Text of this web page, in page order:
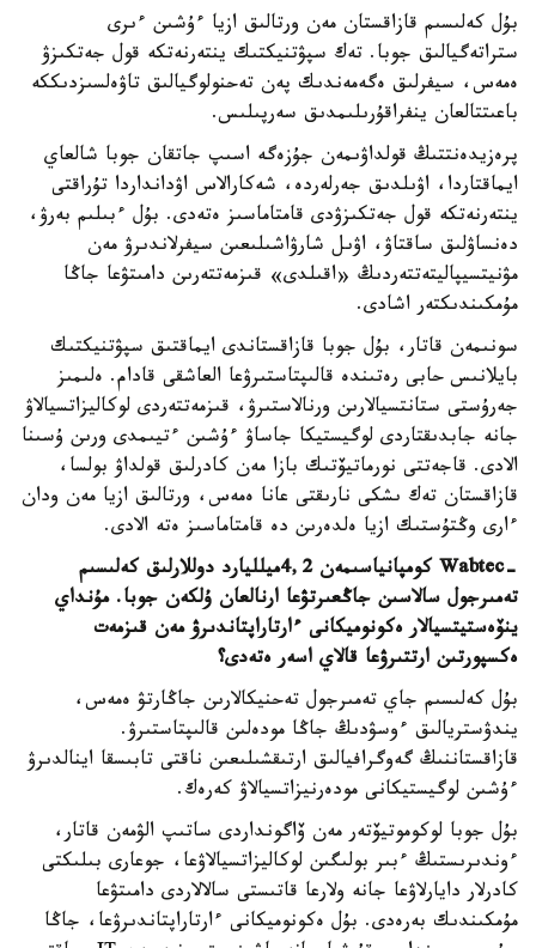
بۇل كەلىسىم قازاقستان مەن ورتالىق ازيا ءۇشىن ءىرى
ستراتەگيالىق جوبا. تەك سپۋتنيكتىك ينتەرنەتكە قول جەتكىزۋ
ەمەس، سيفرلىق ەگەمەندىك پەن تەحنولوگيالىق تاۋەلسىزدىككە
باعىتتالعان ينفراقۇرىلىمدىق سەرپىلىس.
پرەزيدەنتتىڭ قولداۋىمەن جۇزەگە اسىپ جاتقان جوبا شالعاي
ايماقتاردا، اۋىلدىق جەرلەردە، شەكارالاس اۋدانداردا تۇراقتى
ينتەرنەتكە قول جەتكىزۋدى قامتاماسىز ەتەدى. بۇل ءبىلىم بەرۋ،
دەنساۋلىق ساقتاۋ، اۋىل شارۋاشىلىعىن سيفرلاندىرۋ مەن
مۋنيتسيپاليتەتتەردىڭ «اقىلدى» قىزمەتتەرىن دامىتۋعا جاڭا
مۇمكىندىكتەر اشادى.
سونىمەن قاتار، بۇل جوبا قازاقستاندى ايماقتىق سپۋتنيكتىك
بايلانىس حابى رەتىندە قالىپتاستىرۋعا العاشقى قادام. ەلىمىز
جەرۇستى ستانتسيالارىن ورنالاستىرۋ، قىزمەتتەردى لوكاليزاتسيالاۋ
جانە جابدىقتاردى لوگيستيكا جاساۋ ءۇشىن ءتيىمدى ورىن ۇسىنا
الادى. قاجەتتى نورماتيۆتىك بازا مەن كادرلىق قولداۋ بولسا،
قازاقستان تەك ىشكى نارىقتى عانا ەمەس، ورتالىق ازيا مەن ودان
ءارى وڭتۇستىك ازيا ەلدەرىن دە قامتاماسىز ەتە الادى.
-Wabtec كومپانياسىمەن 4,2
ميلليارد دوللارلىق كەلىسىم
تەمىرجول سالاسىن جاڭعىرتۋعا ارنالعان ۇلكەن جوبا. مۇنداي
ينۆەستيتسيالار ەكونوميكانى ءارتاراپتاندىرۋ مەن قىزمەت
ەكسپورتىن ارتتىرۋعا قالاي اسەر ەتەدى؟
بۇل كەلىسىم جاي تەمىرجول تەحنيكالارىن جاڭارتۋ ەمەس،
يندۋستريالىق ءوسۋدىڭ جاڭا مودەلىن قالىپتاستىرۋ.
قازاقستاننىڭ گەوگرافيالىق ارتىقشىلىعىن ناقتى تابىسقا اينالدىرۋ
ءۇشىن لوگيستيكانى مودەرنيزاتسيالاۋ كەرەك.
بۇل جوبا لوكوموتيۆتەر مەن ۆاگونداردى ساتىپ الۋمەن قاتار،
ءوندىرىستىڭ ءبىر بولىگىن لوكاليزاتسيالاۋعا، جوعارى بىلىكتى
كادرلار دايارلاۋعا جانە ولارعا قاتىستى سالالاردى دامىتۋعا
مۇمكىندىك بەرەدى. بۇل ەكونوميكانى ءارتاراپتاندىرۋعا، جاڭا